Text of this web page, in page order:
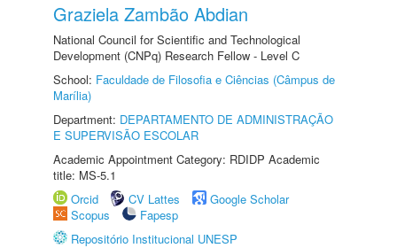
Graziela Zambão Abdian
National Council for Scientific and Technological
Development (CNPq) Research Fellow - Level C
School: Faculdade de Filosofia e Ciências (Câmpus de
Marília)
Department: DEPARTAMENTO DE ADMINISTRAÇÃO
E SUPERVISÃO ESCOLAR
Academic Appointment Category: RDIDP Academic
title: MS-5.1
Orcid
CV Lattes
Google Scholar
Scopus
Fapesp
Repositório Institucional UNESP